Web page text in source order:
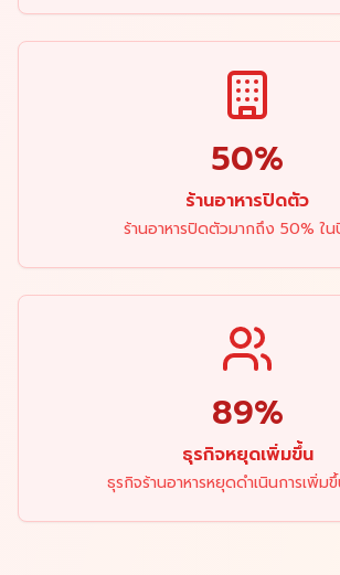
50%
ร้านอาหารปิดตัว
ร้านอาหารปิดตัวมากถึง 50% ใน
89%
ธุรกิจหยุดเพิ่มขึ้น
ธุรกิจร้านอาหารหยุดดำเนินการเพิ่ม